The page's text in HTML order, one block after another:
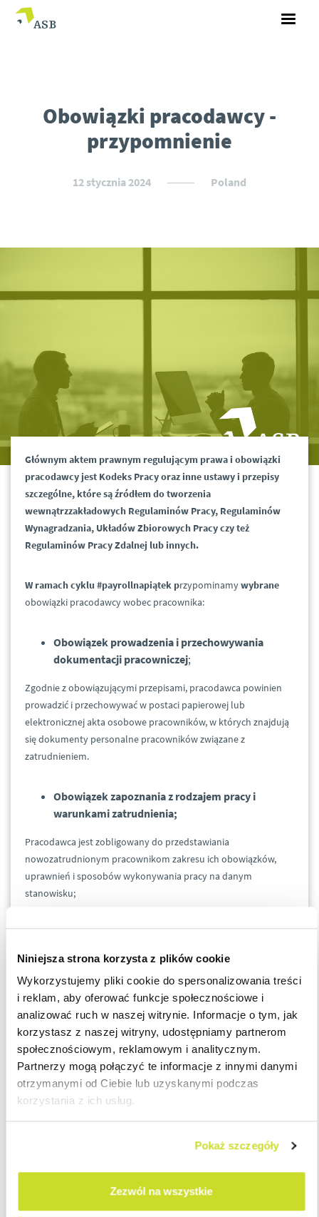
Niniejsza strona korzysta z plików cookie
Wykorzystujemy pliki cookie do spersonalizowania treści
i reklam, aby oferować funkcje społecznościowe i
analizować ruch w naszej witrynie. Informacje o tym, jak
korzystasz z naszej witryny, udostępniamy partnerom
społecznościowym, reklamowym i analitycznym.
Partnerzy mogą połączyć te informacje z innymi danymi
otrzymanymi od Ciebie lub uzyskanymi podczas
korzystania z ich usług.
Pokaż szczegóły
Zezwól na wszystkie
Obowiązki pracodawcy -
przypomnienie
12 stycznia 2024 Poland
Głównym aktem prawnym regulującym prawa i obowiązki
pracodawcy jest Kodeks Pracy oraz inne ustawy i przepisy
szczególne, które są źródłem do tworzenia
wewnątrzzakładowych Regulaminów Pracy, Regulaminów
Wynagradzania, Układów Zbiorowych Pracy czy też
Regulaminów Pracy Zdalnej lub innych.
W ramach cyklu #payrollnapiątek przypominamywybrane
obowiązki pracodawcy wobec pracownika:
Obowiązek prowadzenia i przechowywania
dokumentacji pracowniczej;
Zgodnie z obowiązującymi przepisami, pracodawca powinien
prowadzić i przechowywać w postaci papierowej lub
elektronicznej akta osobowe pracowników, w których znajdują
się dokumenty personalne pracowników związane z
zatrudnieniem.
Obowiązek zapoznania z rodzajem pracy i
warunkami zatrudnienia;
Pracodawca jest zobligowany do przedstawiania
nowozatrudnionym pracownikom zakresu ich obowiązków,
uprawnień i sposobów wykonywania pracy na danym
stanowisku;
Obowiązek terminowego wypłacania
Pracodawca jest zobligowany przepisami do terminowej
wypłaty wynagrodzenia pracownikom, zgodnie z ustalonymi w
twojej firmie okresami jej przekazania do dyspozycji
pracowników;
Obowiązek należytej organizacji czasu pracy oraz
jego rozliczania;
materiały potrzebne do wykonania obowiązków
w jak najlepszy sposób wykorzystać kwalifikacje pracownika